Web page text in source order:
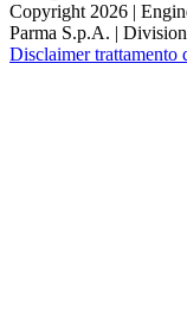
Copyright 2026 |
Parma S.p.A. |
Disclaimer trattamento